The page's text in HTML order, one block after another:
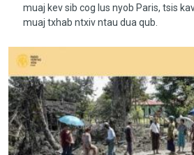
muaj kev sib cog lus nyob Paris, tsis
muaj txhab ntxiv ntau dua qub.